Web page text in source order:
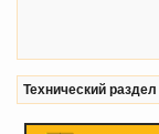
Технический раздел